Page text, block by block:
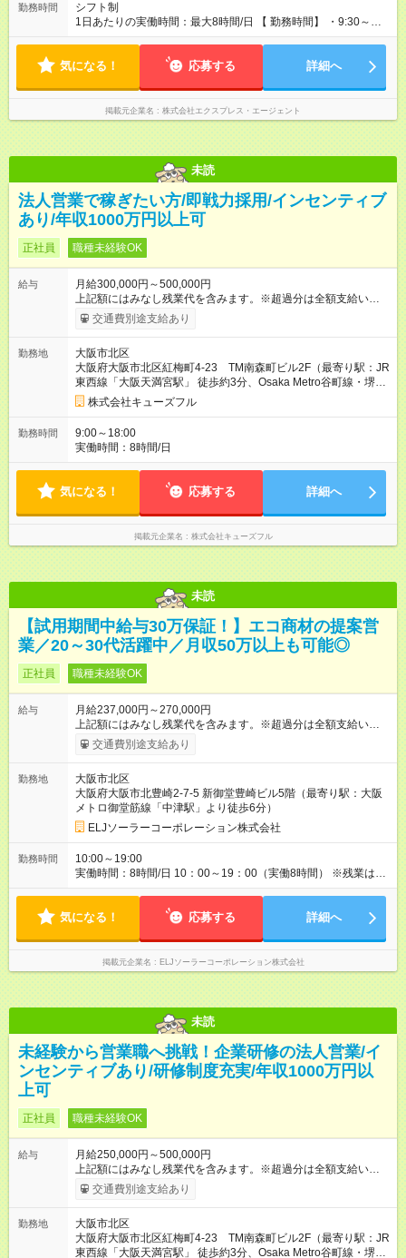
ンセンティブに偏るものではなく、安定したベース＋継続的な
評価によって構成されています。 そのため、急激に上下するの
※経験・能力を考慮して決定いたします。 ◆営業・販売・人材業
界経験3年以上 →月給32.5万円～66.5万円 ▼役職イメージ ・マ
ネージャー職：月給39万円～54万円 ・拠点長：月給41.5万円～
61.5万円 【試用期間】試用期間あり 試用期間の長さ：6ヶ月 雇
用形態、給与は本採用時と同じです。
勤務時間
シフト制
1日あたりの実働時間：最大8時間/日 【 勤務時間】 ・9:30～
18:30 ・10:00～19:00 (休憩時間 1時間00分) ※上記いずれかの
業務開始時間のシフトがあります。 ▼働き方 ・残業：月平均10
気になる！ 応募する 詳細へ
掲載元企業名 株式会社エクスプレス・エージェント
未読
法人営業で稼ぎたい方/即戦力採用/インセンティブ
あり/年収1000万円以上可
正社員 職種未経験OK
給与
月給300,000円～500,000円
上記額にはみなし残業代を含みます。※超過分は全額支給いたし
ます。 みなし残業代 70,000円 ～ 140,000円／月 みなし残業時
間 30時間 ～ 45時間／月 基本給230,000円に加えて一律支給の
円～360,000円 ・みなし残業代：月35時間分～45時間分、
70,000円～140,000円 ■初年度の想定年収：400万円～1500万円
（残業手当、インセンティブを含む） 【試用期間】試用期間あ
り 試用期間の長さ：6ヶ月 ※ 雇用形態と給与に、本採用時と異
なる部分があります。 雇用形態：本採用時と同じです。 給与：
月給 275,000円以上 上記額にはみなし残業代を含みます。※超
過分は全額支給いたします。 みなし残業代 55,000円／月 みなし
す。 ※スキルに応じて給与の変動あり
交通費別途支給あり
勤務地
大阪市北区
大阪府大阪市北区紅梅町4-23 TM南森町ビル2F（最寄り駅：JR
東西線「大阪天満宮駅」 徒歩約3分、Osaka Metro谷町線・堺筋
線「南森町駅」 徒歩約5分、Osaka Metro堺筋線「扇町駅」 徒歩
約10分、JR環状線「
「天満橋駅」 徒歩約12分）
株式会社キューズフル
勤務時間
9:00～18:00
実働時間：8時間/日
気になる！ 応募する 詳細へ
掲載元企業名 株式会社キューズフル
未読
【試用期間中給与30万保証！】エコ商材の提案営
業／20～30代活躍中／月収50万以上も可能◎
正社員 職種未経験OK
給与
月給237,000円～270,000円
上記額にはみなし残業代を含みます。※超過分は全額支給いたし
ます。 みなし残業代 35,550円 ～ 40,500円／月 みなし残業時
間 23.06時間／月 各種手当、賞与がプラスされます。 ◎経験・
す！／ インセンティブを合わせて、月収30～40万円を安定して
の実現が可能です。中には月収100万円を超える方も。月あたり
何万円分の案件を獲得したかという観点で評価します。頑張っ
たらその分だけしっかり評価する！頑張り損がないところも大
きな魅力です♪ 【本当に頑張った分評価されるの？ 】 あなたの
工 夫や努力 、そしてお客様からの信頼の証であるアポイント
は、毎月 の報奨金 としてダイレクトに給与に反映されます。 未
円を手 にした先輩がいるのは、この正当な評価制度があるから
で す。 さらに、試用 期間中（ 2 ヶ月 間） はしっかり研修に集
中できるよう「一 律月 給3 0 万円」支 給しますので、安心 して
未経験からスタ ートできます♪ 【試用期間】試用期間あり 試用
期間の長さ：2ヶ月 ※ 雇用形態と給与に、本採用時と異なる部分
があります。 雇用形態：中途採用（契約社員） 給与：月
月 みなし残業時間 23.06時間／月
交通費別途支給あり
勤務地
大阪市北区
大阪府大阪市北豊崎2-7-5 新御堂豊崎ビル5階（最寄り駅：大阪
メトロ御堂筋線「中津駅」より徒歩6分）
ELJソーラーコーポレーション株式会社
勤務時間
10:00～19:00
実働時間：8時間/日 10：00～19：00（実働8時間） ※残業は月
5時間以下です。分業制にすることで、業務負担が偏らないよう
気になる！ 応募する 詳細へ
掲載元企業名 ELJソーラーコーポレーション株式会社
未読
未経験から営業職へ挑戦！企業研修の法⼈営業/イ
ンセンティブあり/研修制度充実/年収1000万円以
上可
正社員 職種未経験OK
給与
月給250,000円～500,000円
上記額にはみなし残業代を含みます。※超過分は全額支給いたし
ます。 みなし残業代 50,000円 ～ 140,000円／月 みなし残業時
間 30時間 ～ 45時間／月 基本給200,000円に加えて一律支給の
円～360,000円 ・みなし残業代：月30時間分～45時間分、
50,000円～140,000円 ■初年度の想定年収：315万円～350万円
交通費別途支給あり
勤務地
大阪市北区
大阪府大阪市北区紅梅町4-23 TM南森町ビル2F（最寄り駅：JR
東西線「大阪天満宮駅」 徒歩約3分、Osaka Metro谷町線・堺筋